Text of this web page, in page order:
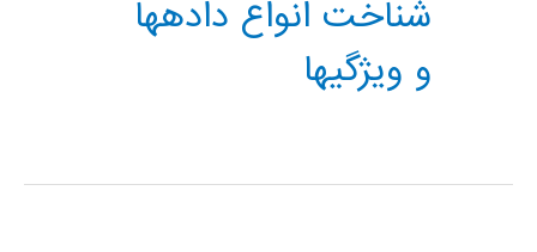
شناخت انواع دادهها
و ویژگیها